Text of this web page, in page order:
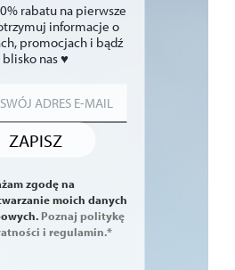
rabatu na pierwsze
informacje o
promocjach i bądź
blisko nas ♥
ZAPISZ
zgodę na
moich danych
Poznaj politykę
i regulamin.*